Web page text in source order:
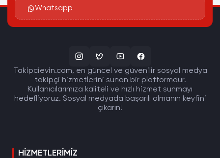
Whatsapp
Takipcievin.com, en güncel ve güvenilir sosyal medya
takipçi hizmetlerini sunan bir platformdur.
Kullanıcılarımıza kaliteli ve hızlı hizmet sunmayı
hedefliyoruz. Sosyal medyada başarılı olmanın keyfini
çıkarın!
HIZMETLERIMIZ